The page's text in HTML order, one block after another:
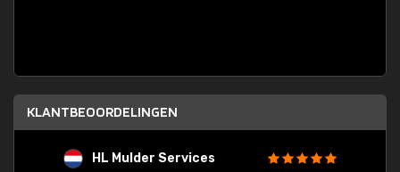
KLANTBEOORDELINGEN
HL Mulder Services